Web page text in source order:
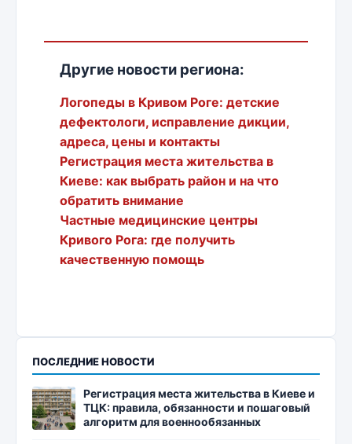
Другие новости региона:
Логопеды в Кривом Роге: детские
дефектологи, исправление дикции,
адреса, цены и контакты
Регистрация места жительства в
Киеве: как выбрать район и на что
обратить внимание
Частные медицинские центры
Кривого Рога: где получить
качественную помощь
ПОСЛЕДНИЕ НОВОСТИ
Регистрация места жительства в Киеве и
ТЦК: правила, обязанности и пошаговый
алгоритм для военнообязанных